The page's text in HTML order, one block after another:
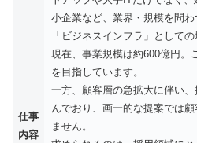
仕事
内容
小企業など、業界・規模を問わ
「ビジネスインフラ」として
現在、事業規模は約600億円。
を目指しています。
一方、顧客層の急拡大に伴い
んでおり、画一的な提案では
ません。